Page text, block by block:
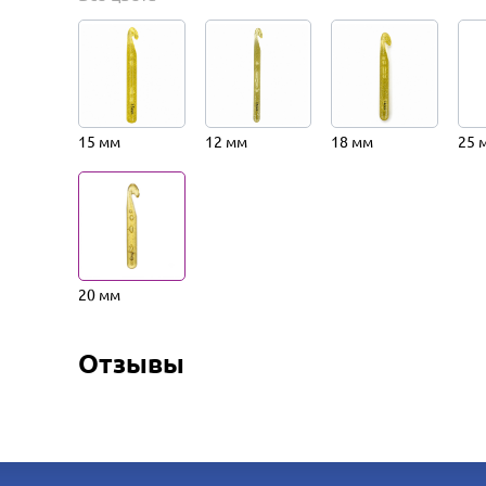
15 мм 12 мм 18 мм 25
20 мм
Отзывы